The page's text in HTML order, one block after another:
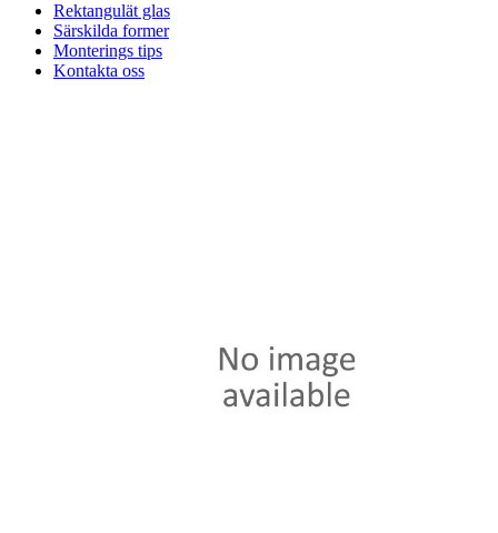
Rektangulät glas
Särskilda former
Monterings tips
Kontakta oss